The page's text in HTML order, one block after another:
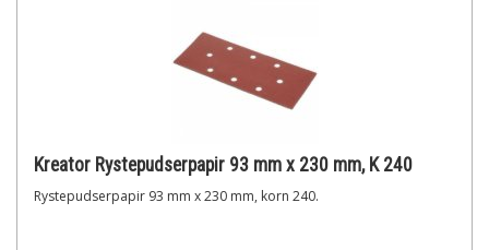
Kreator Rystepudserpapir 93 mm x 230 mm, K 240
Rystepudserpapir 93 mm x 230 mm, korn 240.